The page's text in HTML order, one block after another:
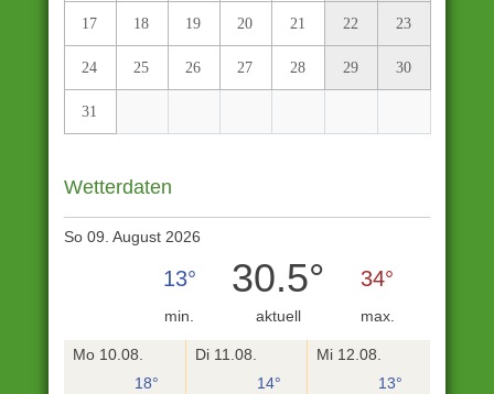
17 18 19 20 21 22 23
24 25 26 27 28 29 30
31
Wetterdaten
So 09. August 2026
13°
min.
30.5°
aktuell
34°
max.
Mo 10.08.
18°
Di 11.08.
14°
Mi 12.08.
13°